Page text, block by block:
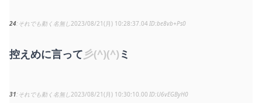
24 それでも動く名無し 2023/08/21(月) 10:28:37.04 be8vb+Ps0
控えめに言って彡(^)(^) ミ
31 それでも動く名無し 2023/08/21(月) 10:30:10.00 U6vEGByH0